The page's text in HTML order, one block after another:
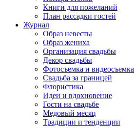
Книги для пожеланий
План рассадки гостей
Журнал
Образ невесты
Образ жениха
Организация свадьбы
Декор свадьбы
Фотосъемка и видеосъемка
Свадьба за границей
Флористика
Идеи и вдохновение
Гости на свадьбе
Медовый месяц
Традиции и тенденции